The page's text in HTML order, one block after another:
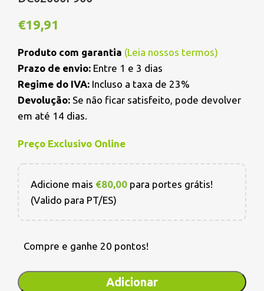
€19,91
Produto com garantia (Leia nossos termos)
Prazo de envio: Entre 1 e 3 dias
Regime do IVA: Incluso a taxa de 23%
Devolução: Se não ficar satisfeito, pode devolver
em até 14 dias.
Preço Exclusivo Online
Adicione mais €80,00 para portes grátis!
(Valido para PT/ES)
Compre e ganhe 20 pontos!
Adicionar